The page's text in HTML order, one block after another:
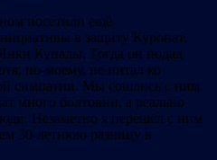
посетили ещё
в защиту Куропат,
Купалы. Тогда он подал
по-моему, не питал ко
симпатии. Мы сошлись с ним
много болтовни, а реально
Незаметно я перешёл с ним
30-летнюю разницу в